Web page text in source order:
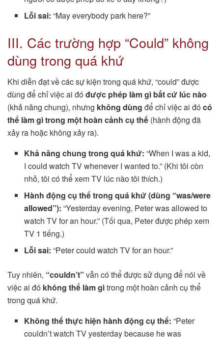
Lỗi sai: “May everybody park here?”
III. Các trường hợp “Could” không
dùng trong quá khứ
Khi diễn đạt về các sự kiện trong quá khứ, “could” được
dùng để chỉ việc ai đóđược phép làm gì bất cứ lúc nào
(khả năng chung), nhưng không dùng để chỉ việc ai đócó
thể làm gì trong một hoàn cảnh cụ thể (hành động đã
xảy ra hoặc không xảy ra).
Khả năng chung trong quá khứ: “When I was a kid,
I could watch TV whenever I wanted to.” (Khi tôi còn
nhỏ, tôi có thể xem TV lúc nào tôi thích.)
Hành động cụ thể trong quá khứ (dùng “was/were
allowed”): “Yesterday evening, Peter was allowed to
watch TV for an hour.” (Tối qua, Peter được phép xem
TV 1 tiếng.)
Lỗi sai: “Peter could watch TV for an hour.”
Tuy nhiên, “couldn’t” vẫn có thể được sử dụng để nói về
việc ai đó không thể làm gìtrong một hoàn cảnh cụ thể
trong quá khứ.
Không thể thực hiện hành động cụ thể: “Peter
couldn’t watch TV yesterday because he was